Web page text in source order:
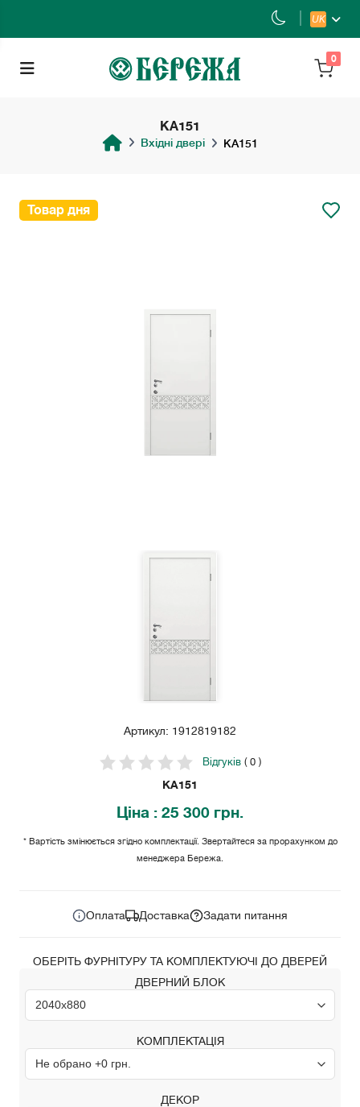
UK
0
KA151
Вхідні двері KA151
Товар дня
Артикул: 1912819182
Відгуків( 0 )
KA151
Ціна : 25 300 грн.
* Вартість змінюється згідно комплектації. Звертайтеся за прорахунком до
менеджера Бережа.
Оплата Доставка Задати питання
ОБЕРІТЬ ФУРНІТУРУ ТА КОМПЛЕКТУЮЧІ ДО ДВЕРЕЙ
ДВЕРНИЙ БЛОК
КОМПЛЕКТАЦІЯ
ДЕКОР